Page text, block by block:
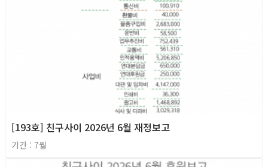
[193호] 친구사이 2026년 6월 재정보고
기간 : 7월